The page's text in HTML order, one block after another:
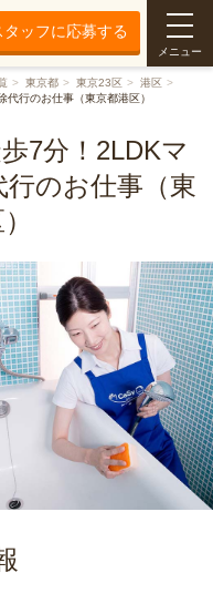
タッフに応募する
メニュー
東京都 東京23区
港区
行のお仕事（東京都港区）
7分！2LDKマ
のお仕事（東